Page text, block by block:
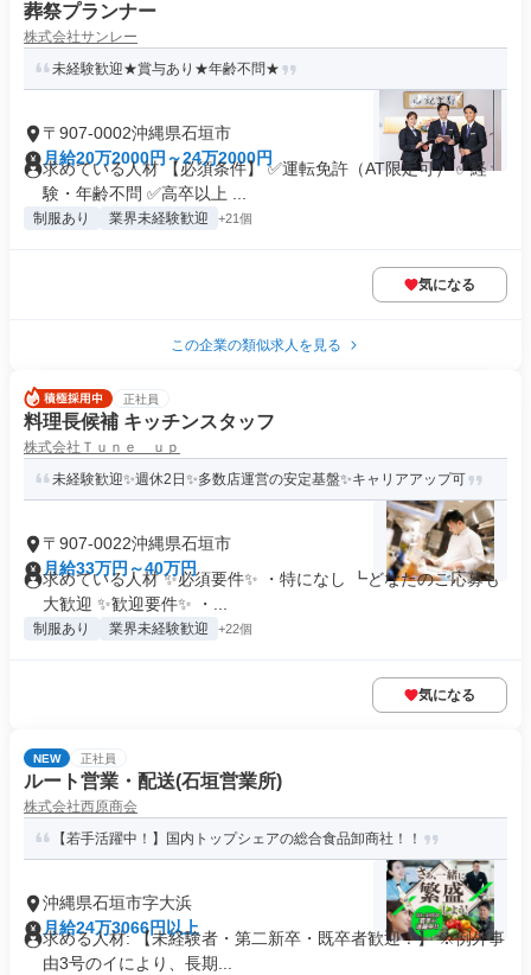
葬祭プランナー
株式会社サンレー
未経験歓迎★賞与あり★年齢不問★
〒907-0002沖縄県石垣市
月給20万2000円～24万2000円
求めている人材 【必須条件】 ✅運転免許（AT限定可） ✅経
験・年齢不問 ✅高卒以上 ...
制服あり 業界未経験歓迎 +21個
気になる
この企業の類似求人を見る
正社員
料理長候補 キッチンスタッフ
株式会社Ｔｕｎｅ ｕｐ
未経験歓迎✨週休2日✨多数店運営の安定基盤✨キャリアアップ可
〒907-0022沖縄県石垣市
月給33万円～40万円
求めている人材 ✨必須要件✨ ・特になし ┗どなたのご応募も
大歓迎 ✨歓迎要件✨ ・...
制服あり 業界未経験歓迎 +22個
気になる
NEW 正社員
ルート営業・配送(石垣営業所)
株式会社西原商会
【若手活躍中！】国内トップシェアの総合食品卸商社！！
沖縄県石垣市字大浜
月給24万3066円以上
求める人材: 【未経験者・第二新卒・既卒者歓迎！】 ※例外事
由3号のイにより、長期...